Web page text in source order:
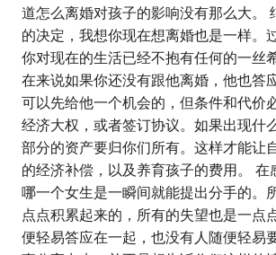
道怎么离婚对孩子的影响没有那么大。
的决定，我想你现在想离婚也是一样。
你对现在的生活已经不抱有任何的一丝
在来说如果你还没有跟他离婚，他也答
可以先给他一个机会的，但条件和代价
经济大权，或者签订协议。如果出现什
部分的资产要归你们所有。这样才能让
的经济补偿，以及养育孩子的费用。 在
哪一个女生是一瞬间就能提出分手的。
点点积累起来的，所有的失望也是一点
便轻易答应在一起，也没有人随便轻易